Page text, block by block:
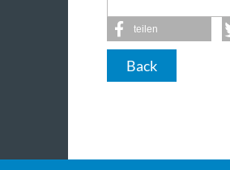
teilen
Back